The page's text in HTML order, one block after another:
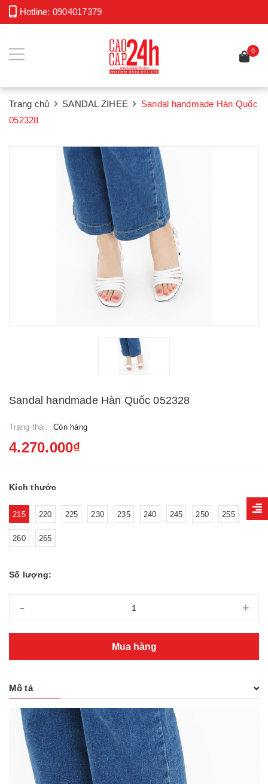
Hotline: 0904017379
0
Trang chủ SANDAL ZIHEE
Sandal handmade Hàn Quốc
052328
Sandal handmade Hàn Quốc 052328
Trạng thái: Còn hàng
4.270.000₫
Kích thước
215 220 225 230 235 240 245 250 255
260 265
Số lượng:
- +
Mua hàng
Mô tả